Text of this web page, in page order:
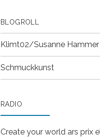
BLOGROLL
Klimt02/Susanne Hammer
Schmuckkunst
RADIO
Create your world ars prix